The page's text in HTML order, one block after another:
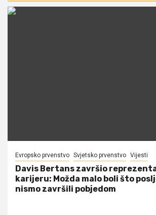
Evropsko prvenstvo Svjetsko prvenstvo Vijesti
Davis Bertans završio
karijeru: Možda malo boli što
nismo završili pobjedom